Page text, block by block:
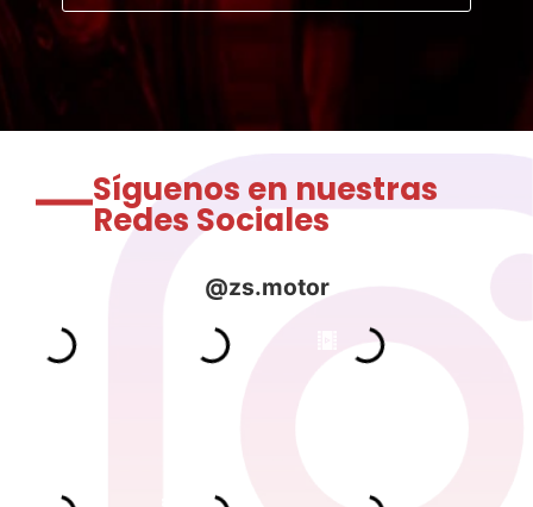
Síguenos en nuestras
Redes Sociales